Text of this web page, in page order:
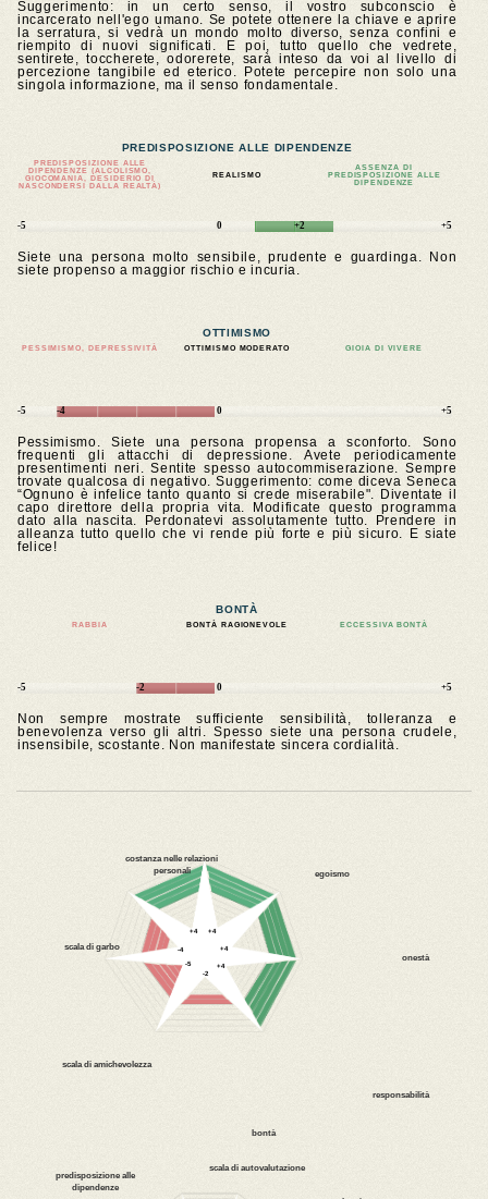
Suggerimento: in un certo senso, il vostro subconscio è
incarcerato nell'ego umano. Se potete ottenere la chiave e aprire
la serratura, si vedrà un mondo molto diverso, senza confini e
riempito di nuovi significati. E poi, tutto quello che vedrete,
sentirete, toccherete, odorerete, sarà inteso da voi al livello di
percezione tangibile ed eterico. Potete percepire non solo una
singola informazione, ma il senso fondamentale.
PREDISPOSIZIONE ALLE DIPENDENZE
PREDISPOSIZIONE ALLE
DIPENDENZE (ALCOLISMO,
GIOCOMANIA, DESIDERIO DI
NASCONDERSI DALLA REALTÀ)
REALISMO
ASSENZA DI
PREDISPOSIZIONE ALLE
DIPENDENZE
-5 0 +2 +5
Siete una persona molto sensibile, prudente e guardinga. Non
siete propenso a maggior rischio e incuria.
OTTIMISMO
PESSIMISMO, DEPRESSIVITÀ OTTIMISMO MODERATO GIOIA DI VIVERE
-5 -4 0 +5
Pessimismo. Siete una persona propensa a sconforto. Sono
frequenti gli attacchi di depressione. Avete periodicamente
presentimenti neri. Sentite spesso autocommiserazione. Sempre
trovate qualcosa di negativo. Suggerimento: come diceva Seneca
“Ognuno è infelice tanto quanto si crede miserabile". Diventate il
capo direttore della propria vita. Modificate questo programma
dato alla nascita. Perdonatevi assolutamente tutto. Prendere in
alleanza tutto quello che vi rende più forte e più sicuro. E siate
felice!
BONTÀ
RABBIA BONTÀ RAGIONEVOLE ECCESSIVA BONTÀ
-5 -2 0 +5
Non sempre mostrate sufficiente sensibilità, tolleranza e
benevolenza verso gli altri. Spesso siete una persona crudele,
insensibile, scostante. Non manifestate sincera cordialità.